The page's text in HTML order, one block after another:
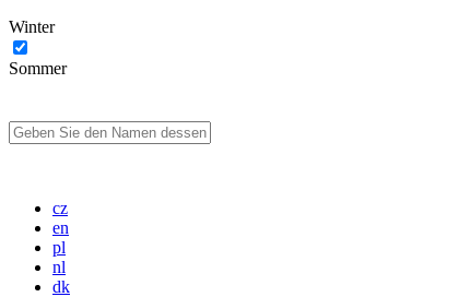
Winter
Sommer
cz
en
pl
nl
dk